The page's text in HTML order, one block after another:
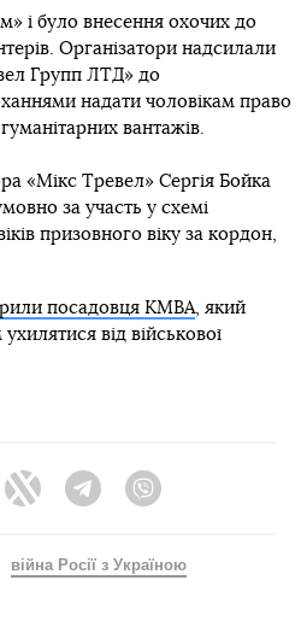
і було внесення охочих до
Організатори надсилали
Групп ЛТД» до
надати чоловікам право
вантажів.
«Мікс Тревел» Сергія Бойка
за участь у схемі
призовного віку за кордон,
посадовця КМВА, який
від військової
Twitter Telegram
війна Росії з Україною